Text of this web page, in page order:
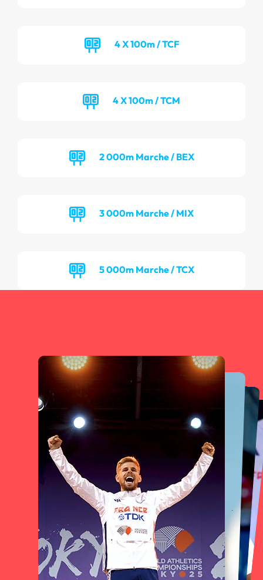
4 X 100m / TCF
4 X 100m / TCM
2 000m Marche / BEX
3 000m Marche / MIX
5 000m Marche / TCX